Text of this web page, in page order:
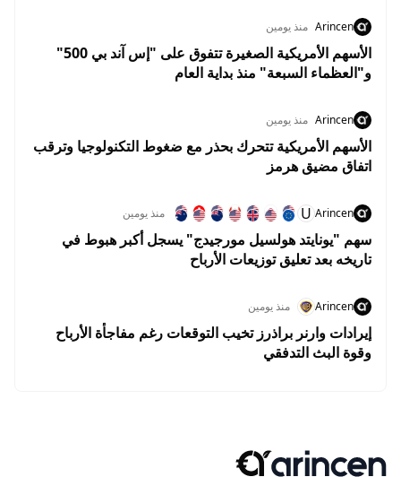
Arincen منذ يومين
الأسهم الأمريكية الصغيرة تتفوق على "إس آند بي 500"
و"العظماء السبعة" منذ بداية العام
Arincen منذ يومين
الأسهم الأمريكية تتحرك بحذر مع ضغوط التكنولوجيا وترقب
اتفاق مضيق هرمز
Arincen
U منذ يومين
سهم "يونايتد هولسيل مورجيدج" يسجل أكبر هبوط في
تاريخه بعد تعليق توزيعات الأرباح
Arincen منذ يومين
إيرادات وارنر براذرز تخيب التوقعات رغم مفاجأة الأرباح
وقوة البث التدفقي